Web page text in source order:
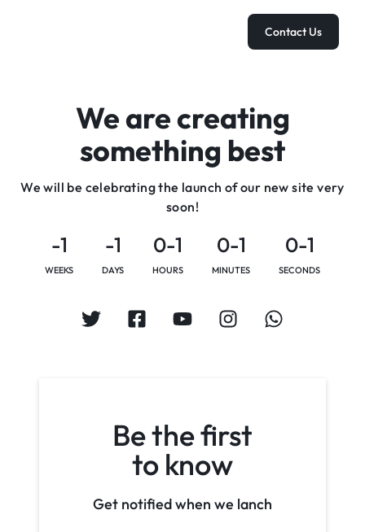
Contact Us
We are creating
something best
We will be celebrating the launch of our new site very
soon!
-1
WEEKS
-1
DAYS
0-1
HOURS
0-1
MINUTES
0-1
SECONDS
Be the first
to know
Get notified when we lanch